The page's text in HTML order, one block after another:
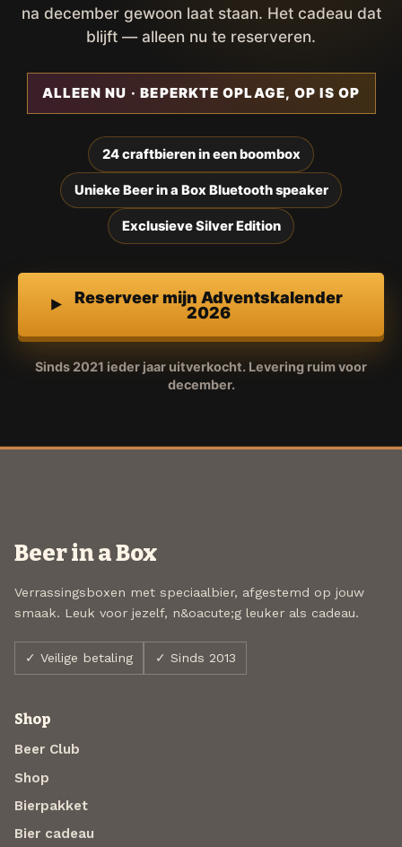
na december gewoon laat staan. Het cadeau dat
blijft — alleen nu te reserveren.
ALLEEN NU · BEPERKTE OPLAGE, OP IS OP
24 craftbieren in een boombox
Unieke Beer in a Box Bluetooth speaker
Exclusieve Silver Edition
Reserveer mijn Adventskalender
2026
Sinds 2021 ieder jaar uitverkocht. Levering ruim voor
december.
Beer in a Box
Verrassingsboxen met speciaalbier, afgestemd op jouw
smaak. Leuk voor jezelf, n&oacute;g leuker als cadeau.
✓ Veilige betaling ✓ Sinds 2013
Shop
Beer Club
Shop
Bierpakket
Bier cadeau